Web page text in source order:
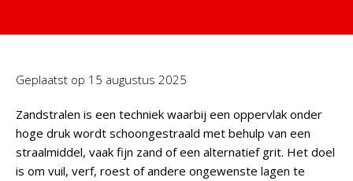
Geplaatst op 15 augustus 2025
Zandstralen is een techniek waarbij een oppervlak onder
hoge druk wordt schoongestraald met behulp van een
straalmiddel, vaak fijn zand of een alternatief grit. Het doel
is om vuil, verf, roest of andere ongewenste lagen te